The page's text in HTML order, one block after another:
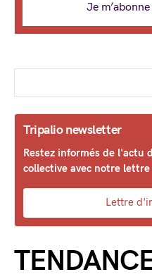
Je
Tripalio newsletter
Restez informés de l'actu
collective avec notre
Lettre